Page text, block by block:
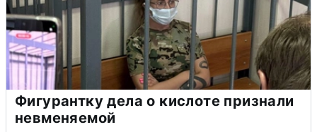
Фигурантку дела о кислоте признали
невменяемой